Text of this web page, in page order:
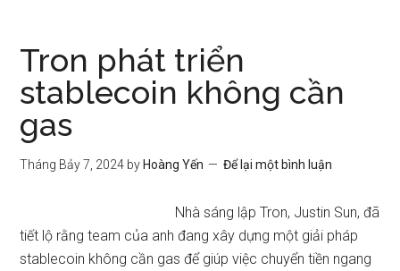
Tron phát triển
stablecoin không cần
gas
Tháng Bảy 7, 2024 by Hoàng Yến Để lại một bình luận
Nhà sáng lập Tron, Justin Sun, đã
tiết lộ rằng team của anh đang xây dựng một giải pháp
stablecoin không cần gas để giúp việc chuyển tiền ngang